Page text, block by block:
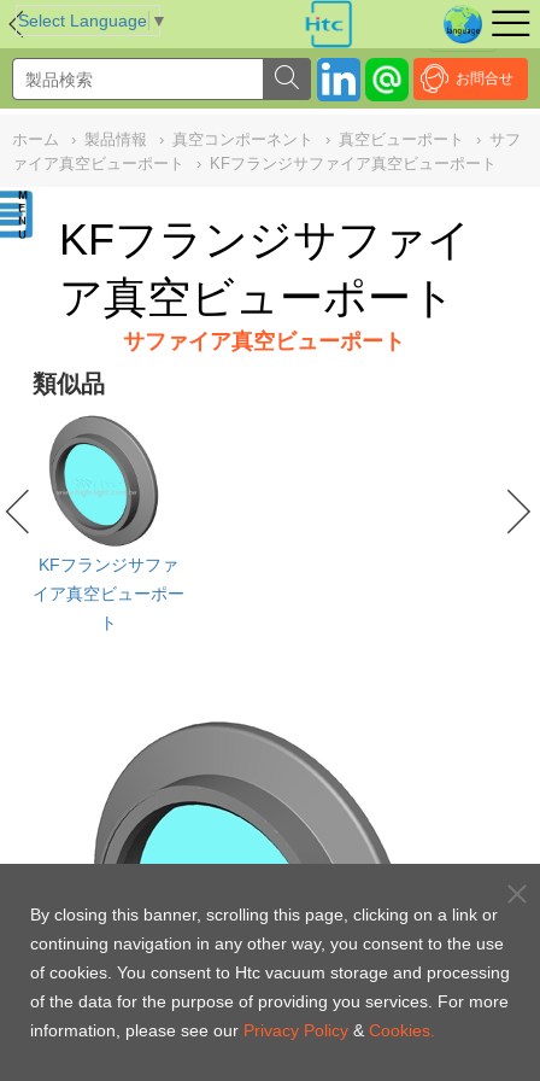
Select Language ▼
お問合せ
ホーム › 製品情報 › 真空コンポーネント › 真空ビューポート › サフ
ァイア真空ビューポート
› KFフランジサファイア真空ビューポート
KFフランジサファイ
ア真空ビューポート
サファイア真空ビューポート
類似品
KFフランジサファ
イア真空ビューポー
ト
NULL
By closing this banner, scrolling this page, clicking on a link or
continuing navigation in any other way, you consent to the use
of cookies. You consent to Htc vacuum storage and processing
of the data for the purpose of providing you services. For more
information, please see our Privacy Policy & Cookies.
//